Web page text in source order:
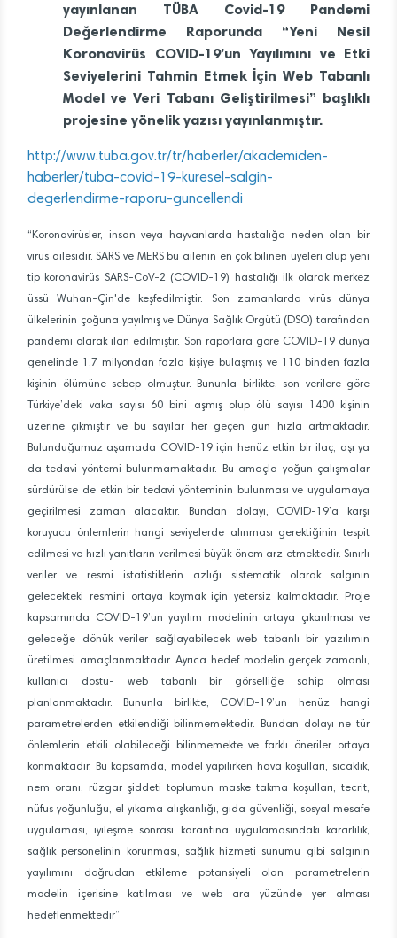
yayınlanan TÜBA Covid-19 Pandemi
Değerlendirme Raporunda “Yeni Nesil
Koronavirüs COVID-19’un Yayılımını ve Etki
Seviyelerini Tahmin Etmek İçin Web Tabanlı
Model ve Veri Tabanı Geliştirilmesi” başlıklı
projesine yönelik yazısı yayınlanmıştır.
http://www.tuba.gov.tr/tr/haberler/akademiden-
haberler/tuba-covid-19-kuresel-salgin-
degerlendirme-raporu-guncellendi
“Koronavirüsler, insan veya hayvanlarda hastalığa neden olan bir
virüs ailesidir. SARS ve MERS bu ailenin en çok bilinen üyeleri olup yeni
tip koronavirüs SARS-CoV-2 (COVID-19) hastalığı ilk olarak merkez
üssü Wuhan-Çin'de keşfedilmiştir. Son zamanlarda virüs dünya
ülkelerinin çoğuna yayılmış ve Dünya Sağlık Örgütü (DSÖ) tarafından
pandemi olarak ilan edilmiştir. Son raporlara göre COVID-19 dünya
genelinde 1,7 milyondan fazla kişiye bulaşmış ve 110 binden fazla
kişinin ölümüne sebep olmuştur. Bununla birlikte, son verilere göre
Türkiye’deki vaka sayısı 60 bini aşmış olup ölü sayısı 1400 kişinin
üzerine çıkmıştır ve bu sayılar her geçen gün hızla artmaktadır.
Bulunduğumuz aşamada COVID-19 için henüz etkin bir ilaç, aşı ya
da tedavi yöntemi bulunmamaktadır. Bu amaçla yoğun çalışmalar
sürdürülse de etkin bir tedavi yönteminin bulunması ve uygulamaya
geçirilmesi zaman alacaktır. Bundan dolayı, COVID-19’a karşı
koruyucu önlemlerin hangi seviyelerde alınması gerektiğinin tespit
edilmesi ve hızlı yanıtların verilmesi büyük önem arz etmektedir. Sınırlı
veriler ve resmi istatistiklerin azlığı sistematik olarak salgının
gelecekteki resmini ortaya koymak için yetersiz kalmaktadır. Proje
kapsamında COVID-19’un yayılım modelinin ortaya çıkarılması ve
geleceğe dönük veriler sağlayabilecek web tabanlı bir yazılımın
üretilmesi amaçlanmaktadır. Ayrıca hedef modelin gerçek zamanlı,
kullanıcı dostu- web tabanlı bir görselliğe sahip olması
planlanmaktadır. Bununla birlikte, COVID-19’un henüz hangi
parametrelerden etkilendiği bilinmemektedir. Bundan dolayı ne tür
önlemlerin etkili olabileceği bilinmemekte ve farklı öneriler ortaya
konmaktadır. Bu kapsamda, model yapılırken hava koşulları, sıcaklık,
nem oranı, rüzgar şiddeti toplumun maske takma koşulları, tecrit,
nüfus yoğunluğu, el yıkama alışkanlığı, gıda güvenliği, sosyal mesafe
uygulaması, iyileşme sonrası karantina uygulamasındaki kararlılık,
sağlık personelinin korunması, sağlık hizmeti sunumu gibi salgının
yayılımını doğrudan etkileme potansiyeli olan parametrelerin
modelin içerisine katılması ve web ara yüzünde yer alması
hedeflenmektedir”